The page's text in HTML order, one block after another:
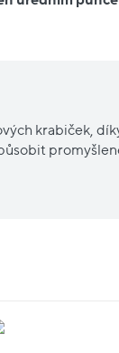
krabiček,